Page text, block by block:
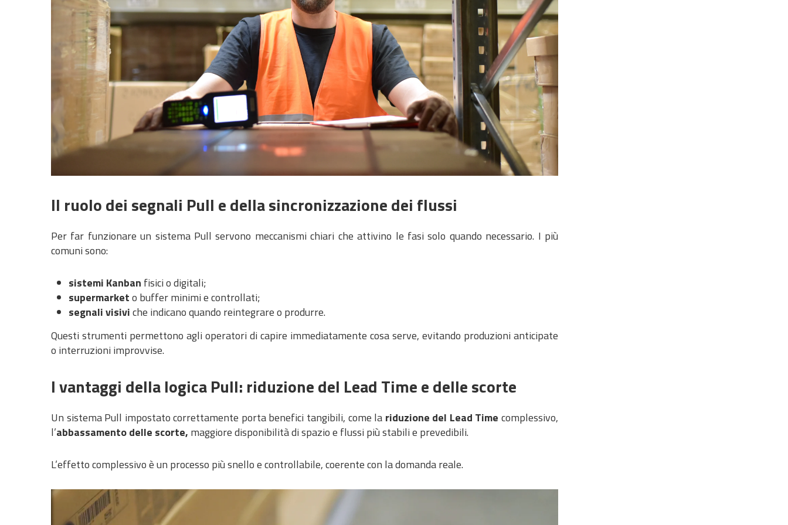
Il ruolo dei segnali Pull e della sincronizzazione dei flussi
Per far funzionare un sistema Pull servono meccanismi chiari che attivino le fasi solo quando necessario. I più
comuni sono:
sistemi Kanban fisici o digitali;
supermarketo buffer minimi e controllati;
segnali visiviche indicano quando reintegrare o produrre.
Questi strumenti permettono agli operatori di capire immediatamente cosa serve, evitando produzioni anticipate
o interruzioni improvvise.
I vantaggi della logica Pull: riduzione del Lead Time e delle scorte
Un sistema Pull impostato correttamente porta benefici tangibili, come la riduzione del Lead Time complessivo,
l’abbassamento delle scorte, maggiore disponibilità di spazio e flussi più stabili e prevedibili.
L’effetto complessivo è un processo più snello e controllabile, coerente con la domanda reale.